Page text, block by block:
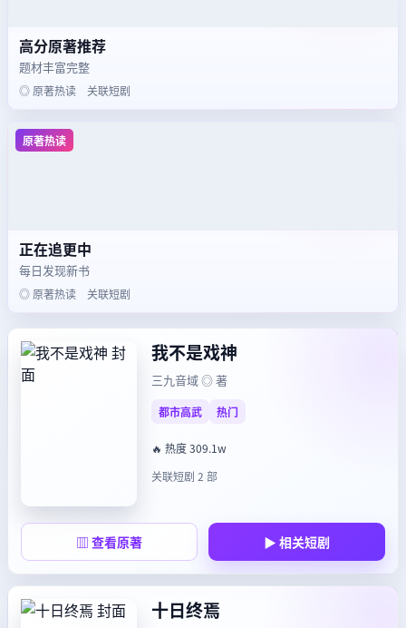
高分原著推荐
题材丰富完整
◎ 原著热读 关联短剧
原著热读
正在追更中
每日发现新书
◎ 原著热读 关联短剧
我不是戏神
三九音域 ◎ 著
都市高武 热门
🔥 热度 309.1w
关联短剧 2 部
▥ 查看原著 ▶ 相关短剧
十日终焉